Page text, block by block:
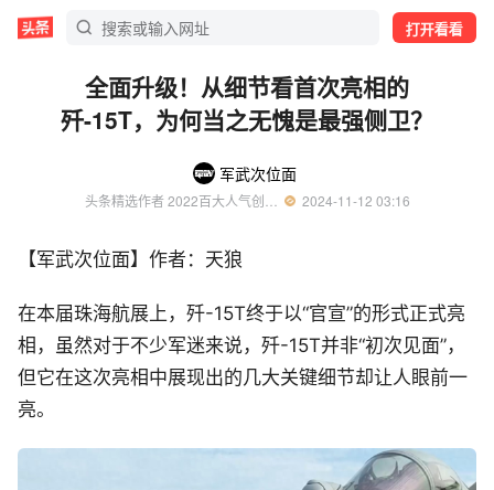
打开看看
全面升级！从细节看首次亮相的
歼-15T，为何当之无愧是最强侧卫？
军武次位面
  2024-11-12 03:16
【军武次位面】作者：天狼
在本届珠海航展上，歼-15T终于以“官宣”的形式正式亮
相，虽然对于不少军迷来说，歼-15T并非“初次见面”，
但它在这次亮相中展现出的几大关键细节却让人眼前一
亮。